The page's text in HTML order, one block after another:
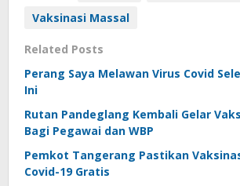
Vaksinasi Massal
Related Posts
Perang Saya Melawan Virus Covid
Ini
Rutan Pandeglang Kembali Gelar
Bagi Pegawai dan WBP
Pemkot Tangerang Pastikan
Covid-19 Gratis